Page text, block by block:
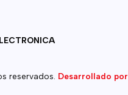
reservados. Desarrollado por